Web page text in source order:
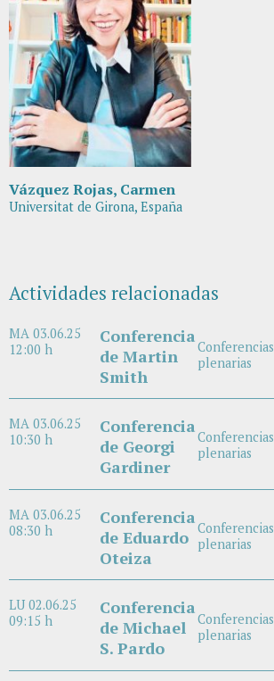
Vázquez Rojas, Carmen
Universitat de Girona, España
Actividades relacionadas
MA 03.06.25
12:00 h
Conferencia
de Martin
Smith
Conferencias
plenarias
MA 03.06.25
10:30 h
Conferencia
de Georgi
Gardiner
Conferencias
plenarias
MA 03.06.25
08:30 h
Conferencia
de Eduardo
Oteiza
Conferencias
plenarias
LU 02.06.25
09:15 h
Conferencia
de Michael
S. Pardo
Conferencias
plenarias